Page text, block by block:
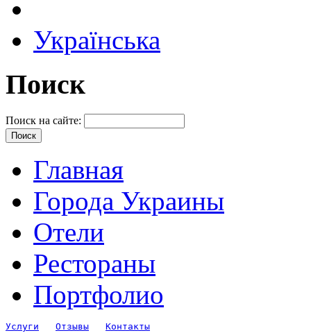
Українська
Поиск
Поиск на сайте:
Главная
Города Украины
Отели
Рестораны
Портфолио
Услуги Отзывы Контакты